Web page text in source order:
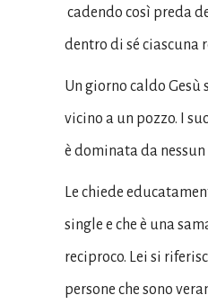
cadendo così preda
dentro di sé ciascuna
Un giorno caldo
vicino a un pozzo. I
è dominata da
Le chiede
single e che è una
reciproco. Lei si
persone che sono